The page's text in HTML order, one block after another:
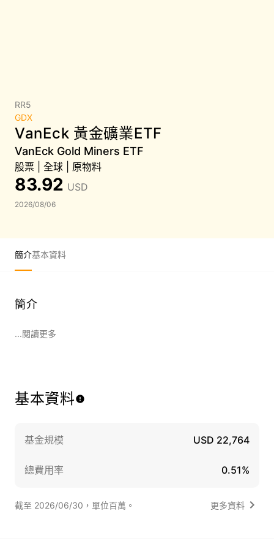
RR5
GDX
VanEck 黃金礦業ETF
VanEck Gold Miners ETF
股票 全球 原物料
83.92 USD
2026/08/06
簡介基本資料
簡介
...閱讀更多
基本資料
基金規模 USD 22,764
總費用率 0.51%
截至 2026/06/30，單位百萬。 更多資料